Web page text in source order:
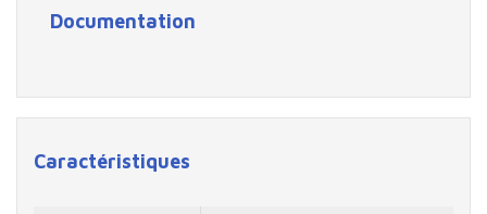
Documentation
Caractéristiques